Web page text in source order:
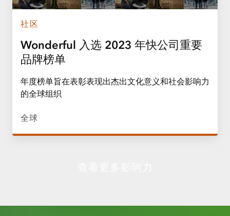
社区
Wonderful 入选 2023 年快公司重要
品牌榜单
年度榜单旨在表彰表现出杰出文化意义和社会影响力
的全球组织
全球